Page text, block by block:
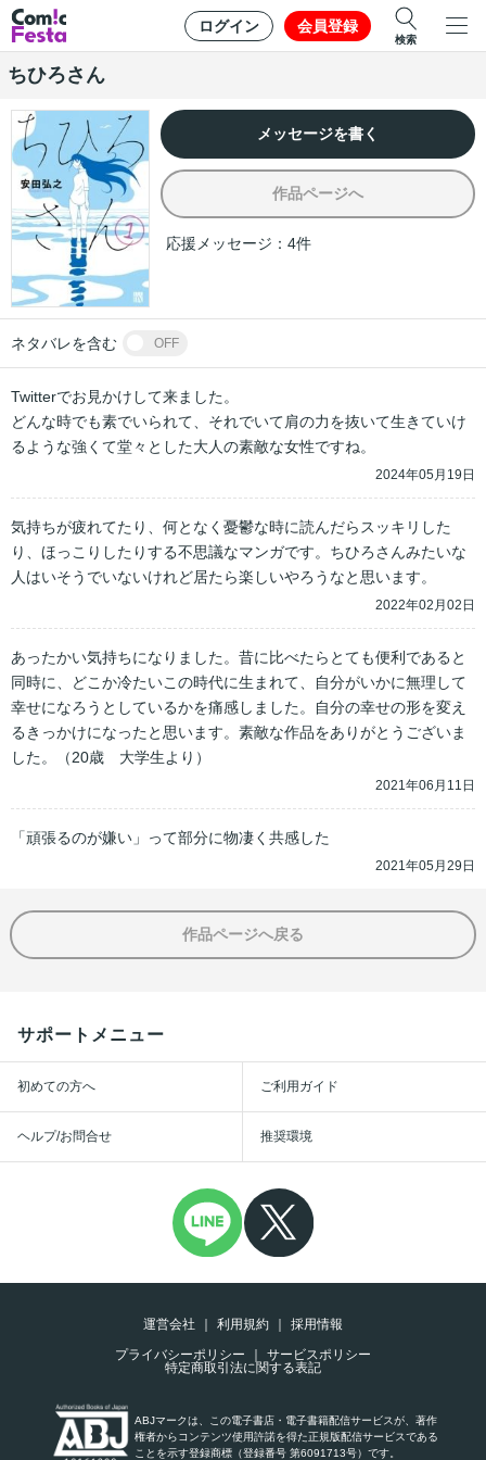
ログイン 会員登録
検索
ちひろさん
メッセージを書く
作品ページへ
応援メッセージ：4件
ネタバレを含む OFF
Twitterでお見かけして来ました。
どんな時でも素でいられて、それでいて肩の力を抜いて生きていけ
2024年05月19日
気持ちが疲れてたり、何となく憂鬱な時に読んだらスッキリした
り、ほっこりしたりする不思議なマンガです。ちひろさんみたいな
人はいそうでいないけれど居たら楽しいやろうなと思います。
2022年02月02日
あったかい気持ちになりました。昔に比べたらとても便利であると
同時に、どこか冷たいこの時代に生まれて、自分がいかに無理して
幸せになろうとしているかを痛感しました。自分の幸せの形を変え
るきっかけになったと思います。素敵な作品をありがとうございま
した。（20歳　大学生より）
2021年06月11日
「頑張るのが嫌い」って部分に物凄く共感した
2021年05月29日
作品ページへ戻る
サポートメニュー
初めての方へ ご利用ガイド
ヘルプ/お問合せ 推奨環境
運営会社 利用規約
採用情報
プライバシーポリシー
サービスポリシー
特定商取引法に関する表記
ABJマークは、この電子書店・電子書籍配信サービスが、著作
権者からコンテンツ使用許諾を得た正規版配信サービスである
ことを示す登録商標（登録番号 第6091713号）です。